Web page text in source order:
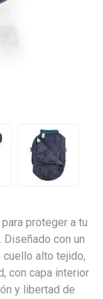
proteger a tu
con un
alto tejido,
con capa interior
y libertad de